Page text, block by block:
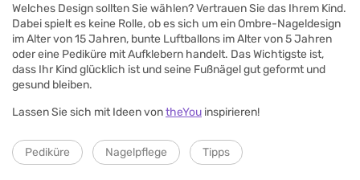
Welches Design sollten Sie wählen? Vertrauen Sie das Ihrem Kind.
Dabei spielt es keine Rolle, ob es sich um ein Ombre-Nageldesign
im Alter von 15 Jahren, bunte Luftballons im Alter von 5 Jahren
oder eine Pediküre mit Aufklebern handelt. Das Wichtigste ist,
dass Ihr Kind glücklich ist und seine Fußnägel gut geformt und
gesund bleiben.
Lassen Sie sich mit Ideen vontheYou inspirieren!
Pediküre Nagelpflege Tipps